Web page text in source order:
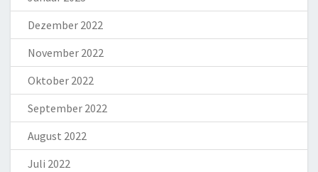
Dezember 2022
November 2022
Oktober 2022
September 2022
August 2022
Juli 2022